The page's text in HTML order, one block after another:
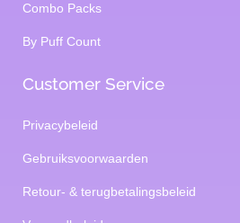
Combo Packs
By Puff Count
Customer Service
Privacybeleid
Gebruiksvoorwaarden
Retour- & terugbetalingsbeleid